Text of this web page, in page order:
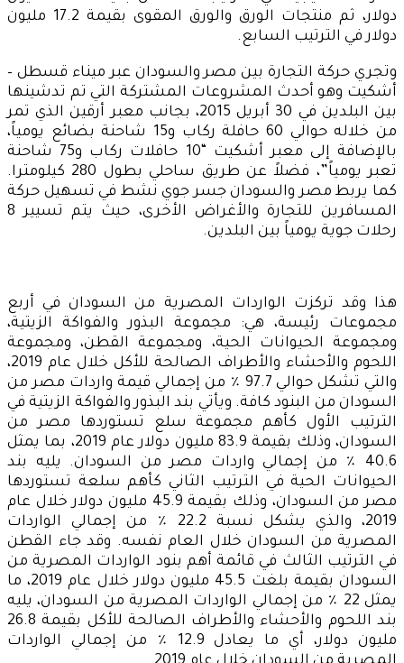
دولار، ثم منتجات الورق والورق المقوى بقيمة 17.2 مليون
دولار في الترتيب السابع.
وتجري حركة التجارة بين مصر والسودان عبر ميناء قسطل –
أشكيت وهو أحدث المشروعات المشتركة التي تم تدشينها
بين البلدين في 30 أبريل 2015، بجانب معبر أرقين الذي تمر
من خلاله حوالي 60 حافلة ركاب و15 شاحنة بضائع يومياً،
بالإضافة إلى معبر أشكيت “10 حافلات ركاب و75 شاحنة
تعبر يومياً”، فضلاً عن طريق ساحلي بطول 280 كيلومترا.
كما يربط مصر والسودان جسر جوي نشط في تسهيل حركة
المسافرين للتجارة والأغراض الأخرى، حيث يتم تسيير 8
رحلات جوية يومياً بين البلدين.
هذا وقد تركزت الواردات المصرية من السودان في أربع
مجموعات رئيسة، هي: مجموعة البذور والفواكة الزيتية،
ومجموعة الحيوانات الحية، ومجموعة القطن، ومجموعة
اللحوم والأحشاء والأطراف الصالحة للأكل خلال عام 2019،
والتي تشكل حوالي 97.7 ٪ من إجمالي قيمة واردات مصر من
السودان من البنود كافة. ويأتي بند البذور والفواكة الزيتية في
الترتيب الأول كأهم مجموعة سلع تستوردها مصر من
السودان، وذلك بقيمة 83.9 مليون دولار عام 2019، بما يمثل
40.6 ٪ من إجمالي واردات مصر من السودان. يليه بند
الحيوانات الحية في الترتيب الثاني كأهم سلعة تستوردها
مصر من السودان، وذلك بقيمة 45.9 مليون دولار خلال عام
2019، والذي يشكل نسبة 22.2 ٪ من إجمالي الواردات
المصرية من السودان خلال العام نفسه. وقد جاء القطن
في الترتيب الثالث في قائمة أهم بنود الواردات المصرية من
السودان بقيمة بلغت 45.5 مليون دولار خلال عام 2019، ما
يمثل 22 ٪ من إجمالي الواردات المصرية من السودان، يليه
بند اللحوم والأحشاء والأطراف الصالحة للأكل بقيمة 26.8
مليون دولار، أي ما يعادل 12.9 ٪ من إجمالي الواردات